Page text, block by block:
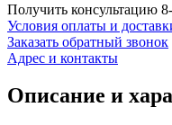
Получить консультацию
Условия оплаты и
Заказать обратный звонок
Адрес и контакты
Описание и